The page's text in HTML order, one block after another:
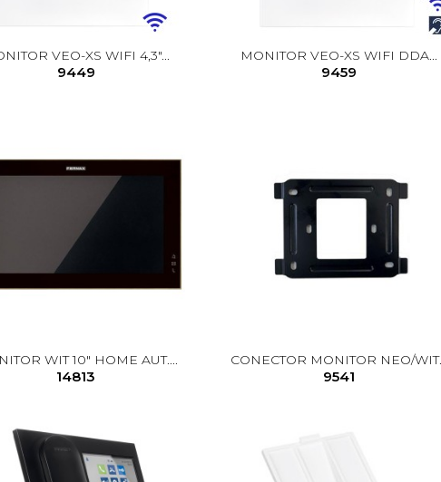
VEO-XS WIFI 4,3"...
9449
MONITOR VEO-XS WIFI DDA...
9459
WIT 10" HOME AUT....
14813
CONECTOR MONITOR NEO/WIT...
9541